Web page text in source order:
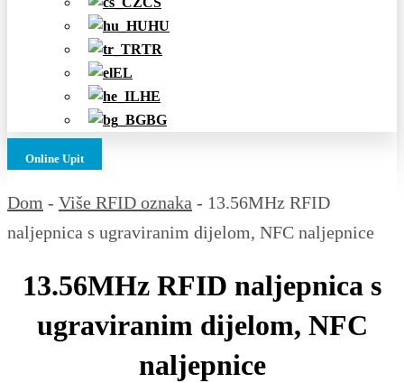
HU
TR
EL
HE
BG
Online Upit
Dom - Više RFID oznaka - 13.56MHz RFID
naljepnica s ugraviranim dijelom, NFC naljepnice
13.56MHz RFID naljepnica s
ugraviranim dijelom, NFC
naljepnice